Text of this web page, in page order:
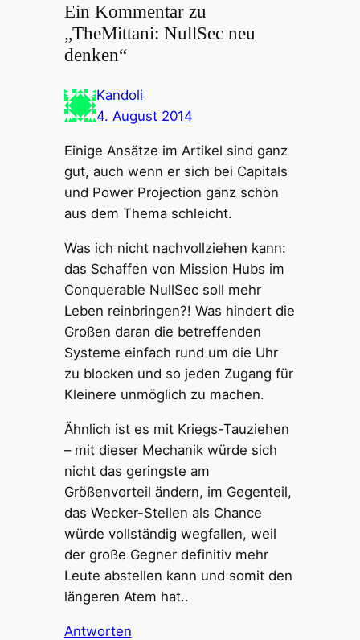
Ein Kommentar zu
„TheMittani: NullSec neu
denken“
Kandoli
4. August 2014
Einige Ansätze im Artikel sind ganz
gut, auch wenn er sich bei Capitals
und Power Projection ganz schön
aus dem Thema schleicht.
Was ich nicht nachvollziehen kann:
das Schaffen von Mission Hubs im
Conquerable NullSec soll mehr
Leben reinbringen?! Was hindert die
Großen daran die betreffenden
Systeme einfach rund um die Uhr
zu blocken und so jeden Zugang für
Kleinere unmöglich zu machen.
Ähnlich ist es mit Kriegs-Tauziehen
– mit dieser Mechanik würde sich
nicht das geringste am
Größenvorteil ändern, im Gegenteil,
das Wecker-Stellen als Chance
würde vollständig wegfallen, weil
der große Gegner definitiv mehr
Leute abstellen kann und somit den
längeren Atem hat..
Antworten